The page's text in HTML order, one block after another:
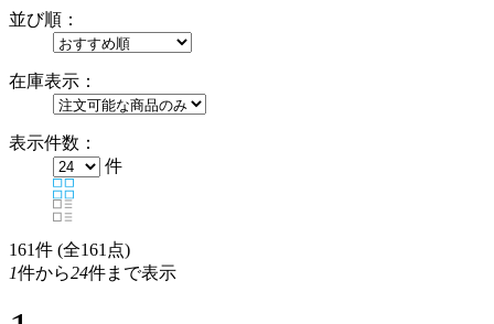
並び順：
在庫表示：
表示件数：
件
161件 (全161点)
1件から24件まで表示